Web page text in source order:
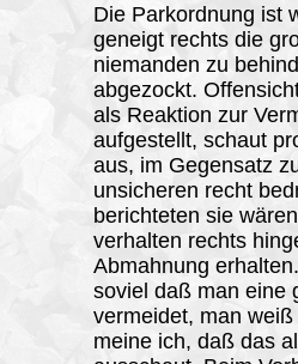
Die Parkordnung ist
geneigt rechts die
niemanden zu
abgezockt.
als Reaktion zur
aufgestellt, schaut
aus, im Gegensatz
unsicheren recht
berichteten sie
verhalten rechts
Abmahnung
soviel daß man eine
vermeidet, man
meine ich, daß das